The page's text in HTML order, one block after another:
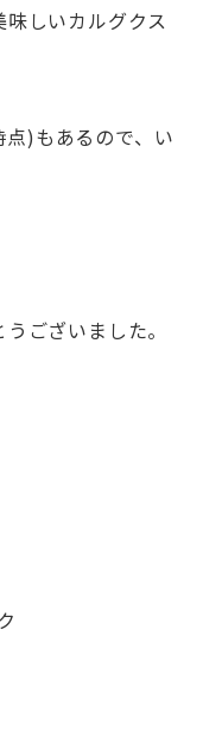
しいカルグクス
)もあるので、い
ございました。